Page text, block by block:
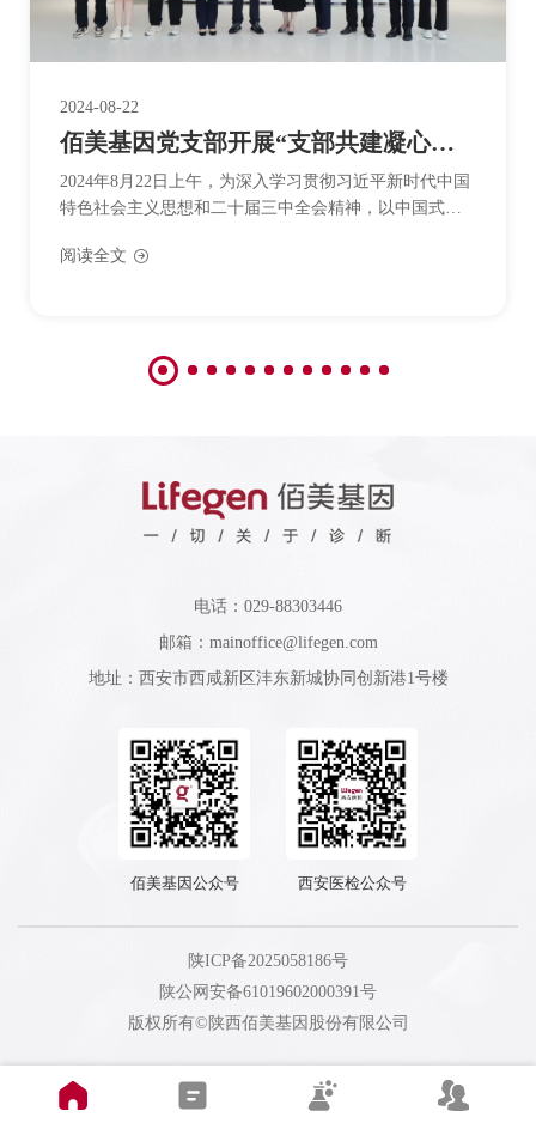
2024-08-22
佰美基因党支部开展“支部共建凝心聚力，税企携手共促发展”联学共建主题党日活动
2024年8月22日上午，为深入学习贯彻习近平新时代中国
特色社会主义思想和二十届三中全会精神，以中国式现
持科技创新发展”中央经济工作会议精神，强化以党建引
区沣东新城税务局所得税科支部委员会和西咸新区沣东
阅读全文
电话：029-88303446
邮箱：mainoffice@lifegen.com
地址：西安市西咸新区沣东新城协同创新港1号楼
佰美基因公众号 西安医检公众号
陕ICP备2025058186号
陕公网安备61019602000391号
版权所有©陕西佰美基因股份有限公司